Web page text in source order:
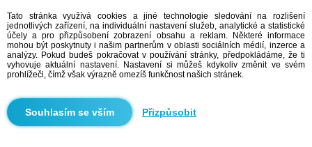
Ona hledá jeho: Ženy, 27
Ona hledá jeho: Ženy, 27 - Česko
Ona hledá jeho: Ženy, 27 - Moravskoslezský kraj
Ona hledá jeho: Ženy, 27 - Ostrava
Seznamka Česko
Seznamka Moravskoslezský kraj
Seznamka Ostrava
Doporučujeme
Tato stránka využívá cookies a jiné technologie sledování na rozlišení
jednotlivých zařízení, na individuální nastavení služeb, analytické a statistické
účely a pro přizpůsobení zobrazení obsahu a reklam. Některé informace
mohou být poskytnuty i našim partnerům v oblasti sociálních médií, inzerce a
analýzy. Pokud budeš pokračovat v používání stránky, předpokládáme, že ti
vyhovuje aktuální nastavení. Nastavení si můžeš kdykoliv změnit ve svém
prohlížeči, čímž však výrazně omezíš funkčnost našich stránek.
Přizpůsobit